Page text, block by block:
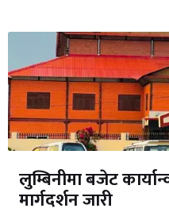
लुम्बिनीमा बजेट
मार्गदर्शन जारी